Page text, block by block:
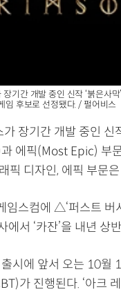
장기간 개발 중인 신작 ‘붉은사
임 후보로 선정됐다. / 펄어비스
가 장기간 개발 중인 신
에픽(Most Epic) 부
픽 디자인, 에픽 부문
임스컴에 △‘퍼스트 버
에서 ‘카잔’을 내년 상
출시에 앞서 오는 10
가 진행된다. ‘아크